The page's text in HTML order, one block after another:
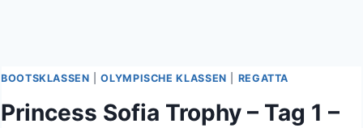
BOOTSKLASSEN |OLYMPISCHE KLASSEN REGATTA
Princess Sofia Trophy – Tag 1 –